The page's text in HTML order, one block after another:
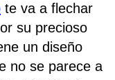
te va a flechar
su precioso
un diseño
no se parece a